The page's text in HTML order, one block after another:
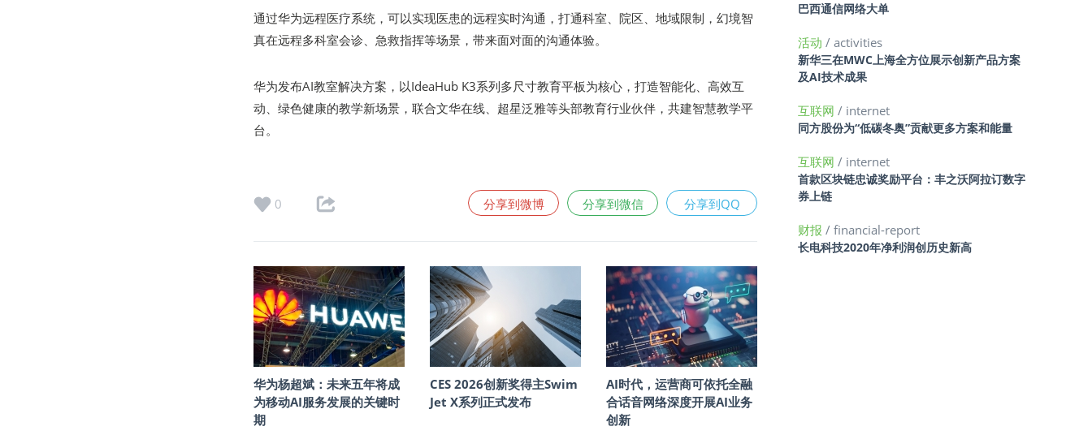
通过华为远程医疗系统，可以实现医患的远程实时沟通，打通科室、院区、地域限制，幻境智
真在远程多科室会诊、急救指挥等场景，带来面对面的沟通体验。
华为发布AI教室解决方案，以IdeaHub K3系列多尺寸教育平板为核心，打造智能化、高效互
动、绿色健康的教学新场景，联合文华在线、超星泛雅等头部教育行业伙伴，共建智慧教学平
台。
0 分享到微博 分享到微信 分享到QQ
华为杨超斌：未来五年将成
为移动AI服务发展的关键时
期
CES 2026创新奖得主Swim
Jet X系列正式发布
AI时代，运营商可依托全融
合话音网络深度开展AI业务
创新
巴西通信网络大单
活动 / activities
新华三在MWC上海全方位展示创新产品方案
及AI技术成果
互联网 / internet
同方股份为“低碳冬奥”贡献更多方案和能量
互联网 / internet
首款区块链忠诚奖励平台：丰之沃阿拉订数字
券上链
财报 / financial-report
长电科技2020年净利润创历史新高